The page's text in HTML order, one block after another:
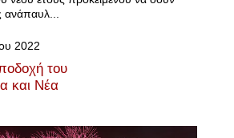
ανάπαυλ...
2022
του
και Νέα